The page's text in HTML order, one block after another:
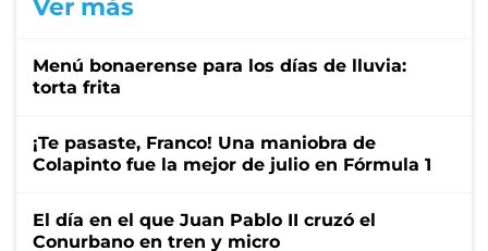
Ver más
Menú bonaerense para los días de lluvia:
torta frita
¡Te pasaste, Franco! Una maniobra de
Colapinto fue la mejor de julio en Fórmula 1
El día en el que Juan Pablo II cruzó el
Conurbano en tren y micro